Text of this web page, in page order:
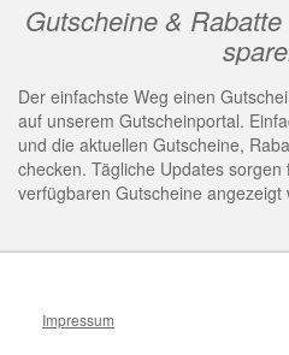
Gutscheine &
Der einfachste Weg einen
auf unserem Gutscheinportal.
und die aktuellen Gutscheine,
checken. Tägliche Updates
verfügbaren Gutscheine angezeigt
Impressum